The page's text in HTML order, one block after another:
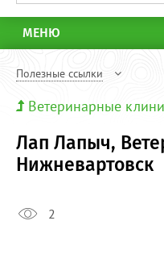
МЕНЮ
Полезные ссылки
Ветеринарные
Лап Лапыч,
Нижневартовск
2